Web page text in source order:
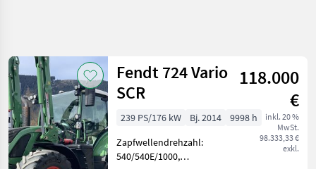
Kategorie 5 Land Filter
AKTUELLER
PFAD
Landtechnik
Zurücksetzen
7
anzeigen
Fendt 724 Vario
SCR
118.000
€
inkl. 20 %
MwSt.
98.333,33 €
exkl.
239 PS/176 kW Bj. 2014
9998 h
Zapfwellendrehzahl:
540/540E/1000,